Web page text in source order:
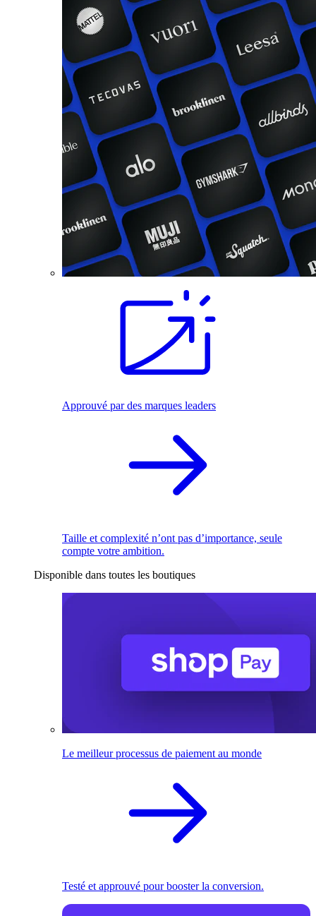
Approuvé par des marques leaders
Taille et complexité n’ont pas d’importance, seule
compte votre ambition.
Disponible dans toutes les boutiques
Le meilleur processus de paiement au monde
Testé et approuvé pour booster la conversion.